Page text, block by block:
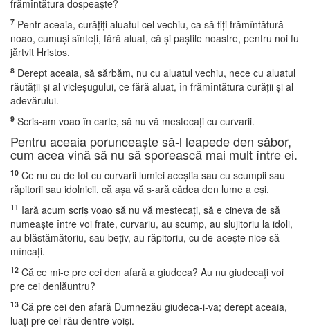
frămîntătura dospeaşte?
7 Pentr-aceaia, curăţiţi aluatul cel vechiu, ca să fiţi frămîntătură
noao, cumuşi sînteţi, fără aluat, că şi paştile noastre, pentru noi fu
jărtvit Hristos.
8 Derept aceaia, să sărbăm, nu cu aluatul vechiu, nece cu aluatul
răutăţii şi al vicleşugului, ce fără aluat, în frămîntătura curăţii şi al
adevărului.
9 Scris-am voao în carte, să nu vă mestecaţi cu curvarii.
Pentru aceaia porunceaşte să-l leapede den săbor,
cum acea vină să nu să sporească mai mult între ei.
10 Ce nu cu de tot cu curvarii lumiei aceştia sau cu scumpii sau
răpitorii sau idolnicii, că aşa vă s-ară cădea den lume a eşi.
11 Iară acum scriş voao să nu vă mestecaţi, să e cineva de să
numeaşte între voi frate, curvariu, au scump, au slujitoriu la idoli,
au blăstămătoriu, sau beţiv, au răpitoriu, cu de-aceşte nice să
mîncaţi.
12 Că ce mi-e pre cei den afară a giudeca? Au nu giudecaţi voi
pre cei denlăuntru?
13 Că pre cei den afară Dumnezău giudeca-i-va; derept aceaia,
luaţi pre cel rău dentre voişi.